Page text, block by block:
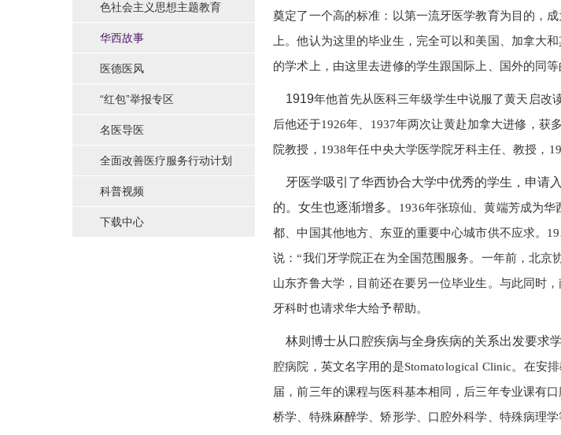
色社会主义思想主题教育
华西故事
医德医风
“红包”举报专区
名医导医
全面改善医疗服务行动计划
科普视频
下载中心
奠定了一个高的标准：以第一流牙医学教育为目的，
上。他认为这里的毕业生，完全可以和美国、加拿大
的学术上，由这里去进修的学生跟国际上、国外的同
1919年他首先从医科三年级学生中说服了黄天启改
后他还于1926年、1937年两次让黄赴加拿大进修，获
院教授，1938年任中央大学医学院牙科主任、教授，
牙医学吸引了华西协合大学中优秀的学生，申请
的。女生也逐渐增多。 1936年张琼仙、黄端芳成为
都、中国其他地方、东亚的重要中心城市供不应求。
说：“我们牙学院正在为全国范围服务。一年前，北京
山东齐鲁大学，目前还在要另一位毕业生。与此同时
牙科时也请求华大给予帮助。
林则博士从口腔疾病与全身疾病的关系出发要求
腔病院，英文名字用的是Stomatological Clinic。在安
届，前三年的课程与医科基本相同，后三年专业课有
桥学、特殊麻醉学、矫形学、口腔外科学、特殊病理